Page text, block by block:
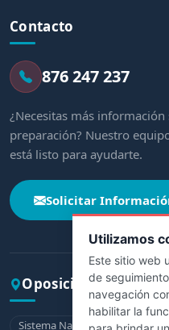
Utilizamos
Este sitio web
de
navegación
habilitar la
Contacto
876 247 237
¿Necesitas más información
preparación? Nuestro
está listo para ayudarte.
Solicitar
Oposiciones por
Sistema Nacional de Salud